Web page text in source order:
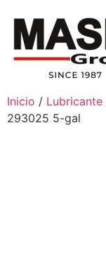
Inicio / Lubricante
293025 5-gal